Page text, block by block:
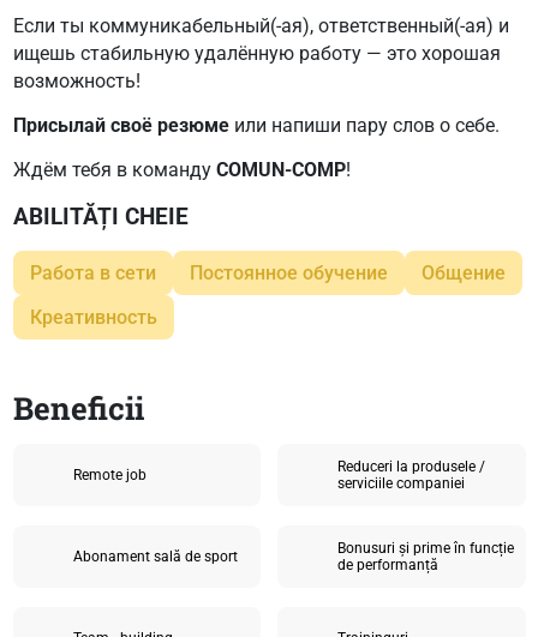
Если ты коммуникабельный(-ая), ответственный(-ая) и
ищешь стабильную удалённую работу — это хорошая
возможность!
Присылай своё резюмеили напиши пару слов о себе.
Ждём тебя в команду COMUN-COMP!
ABILITĂȚI CHEIE
Работа в сети Постоянное обучение
Общение
Креативность
Beneficii
Remote job
Reduceri la produsele /
serviciile companiei
Abonament sală de sport
Bonusuri și prime în funcție
de performanță